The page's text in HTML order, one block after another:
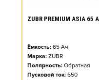
ZUBR PREMIUM ASIA
Ёмкость: 65 Ач
Марка: ZUBR
Полярность: Обратная
Пусковой ток: 650